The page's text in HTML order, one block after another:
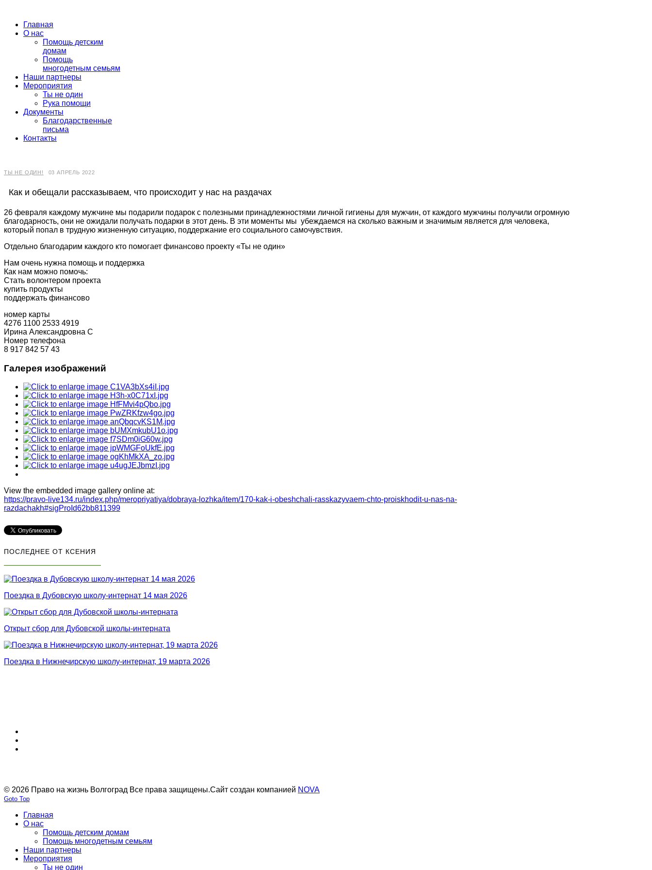
Главная
О нас
Помощь детским
домам
Помощь
многодетным семьям
Наши партнеры
Мероприятия
Ты не один
Рука помощи
Документы
Благодарственные
письма
Контакты
ТЫ НЕ ОДИН! 03 АПРЕЛЬ 2022
Как и обещали рассказываем, что происходит у нас на раздачах​
26 февраля каждому мужчине мы подарили подарок с полезными принадлежностями личной гигиены для мужчин, от каждого мужчины получили огромную
благодарность, они не ожидали получать подарки в этот день. В эти моменты мы ​ убеждаемся​ на сколько​ важным и значимым является​ для​ человека,
который попал в трудную жизненную ситуацию, поддержание его социального самочувствия.
Отдельно благодарим каждого кто помогает финансово проекту «Ты не один»
Нам очень нужна помощь и поддержка
Как нам можно помочь:
Стать волонтером проекта​
купить продукты
поддержать финансово
номер карты​
4276 1100 2533 4919
Ирина Александровна С
Номер телефона​
8 917 842 57 43
Галерея изображений
View the embedded image gallery online at:
https://pravo-live134.ru/index.php/meropriyatiya/dobraya-lozhka/item/170-kak-i-obeshchali-rasskazyvaem-chto-proiskhodit-u-nas-na-
razdachakh#sigProId62bb811399
ПОСЛЕДНЕЕ ОТ КСЕНИЯ
Поездка в Дубовскую школу-интернат 14 мая 2026
Открыт сбор для Дубовской школы-интерната
Поездка в Нижнечирскую школу-интернат, 19 марта 2026
© 2026 Право на жизнь Волгоград Все права защищены.Сайт создан компанией NOVA
Goto Top
Главная
О нас
Помощь детским домам
Помощь многодетным семьям
Наши партнеры
Мероприятия
Ты не один